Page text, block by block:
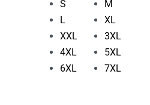
S
M
L
XL
XXL
3XL
4XL
5XL
6XL
7XL